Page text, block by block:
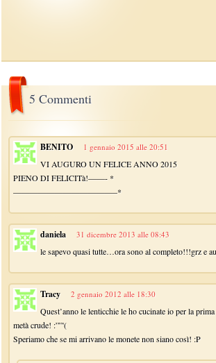
5 Commenti
BENITO 1 gennaio 2015 alle 20:51
VI AUGURO UN FELICE ANNO 2015
PIENO DI FELICITà!——- *
————————————–*
daniela 31 dicembre 2013 alle 08:43
le sapevo quasi tutte…ora sono al completo!!!grz e
Tracy 2 gennaio 2012 alle 18:30
Quest’anno le lenticchie le ho cucinate io per la
metà crude! :””'(
Speriamo che se mi arrivano le monete non siano così! :P